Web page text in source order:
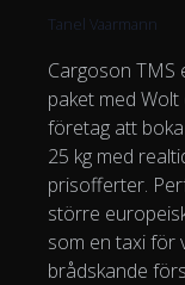
Tanel Vaarmann
Cargoson TMS
paket med
företag att
25 kg med
prisofferter.
större
som en taxi för
brådskande